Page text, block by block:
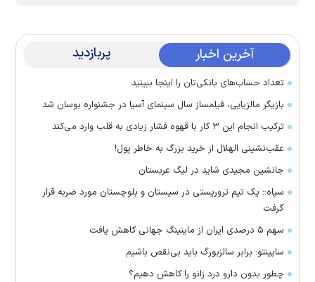
آخرین اخبار پربازدید
تعداد حساب‌های بانکی‌تان را اینجا ببینید
بازیگر مالزیایی، فیلمساز سال سینمای آسیا در جشنواره بوسان شد
ترکیب انجام این ۳ کار با قهوه فشار زیادی به قلب وارد می‌کند
عقب‌نشینی الهلال از خرید بزرگ به خاطر پول!
جانشین مجیدی شاید در لیگ عربستان
سپاه:: یک تیم تروریستی در سیستان و بلوچستان مورد ضربه قرار
گرفت
سهم ۵ درصدی ایران از ماینینگ جهانی کاهش یافت
ساپینتو: برابر سالزبورگ باید بی‌نقص باشیم
چطور بدون دارو درد زانو را کاهش دهیم؟